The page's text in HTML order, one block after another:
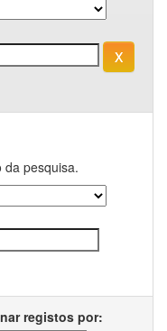
da pesquisa.
registos por: